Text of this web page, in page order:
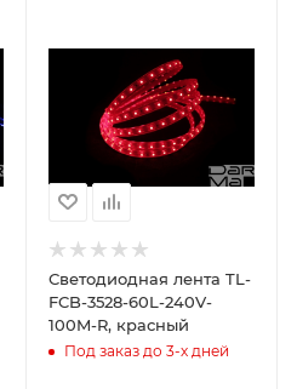
Светодиодная лента TL-
FCB-3528-60L-240V-
100M-R, красный
Под заказ до 3-х дней